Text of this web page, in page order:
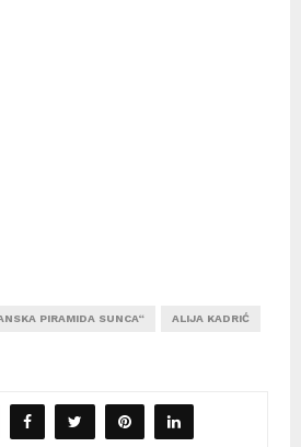
PIRAMIDA SUNCA“ ALIJA KADRIĆ